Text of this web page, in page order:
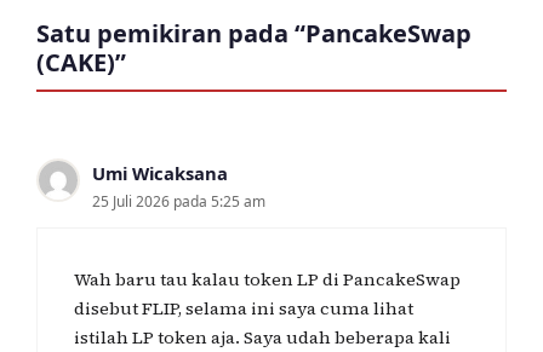
Satu pemikiran pada “PancakeSwap
(CAKE)”
Umi Wicaksana
25 Juli 2026 pada 5:25 am
Wah baru tau kalau token LP di PancakeSwap
disebut FLIP, selama ini saya cuma lihat
istilah LP token aja. Saya udah beberapa kali